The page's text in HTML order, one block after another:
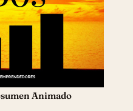
Animado